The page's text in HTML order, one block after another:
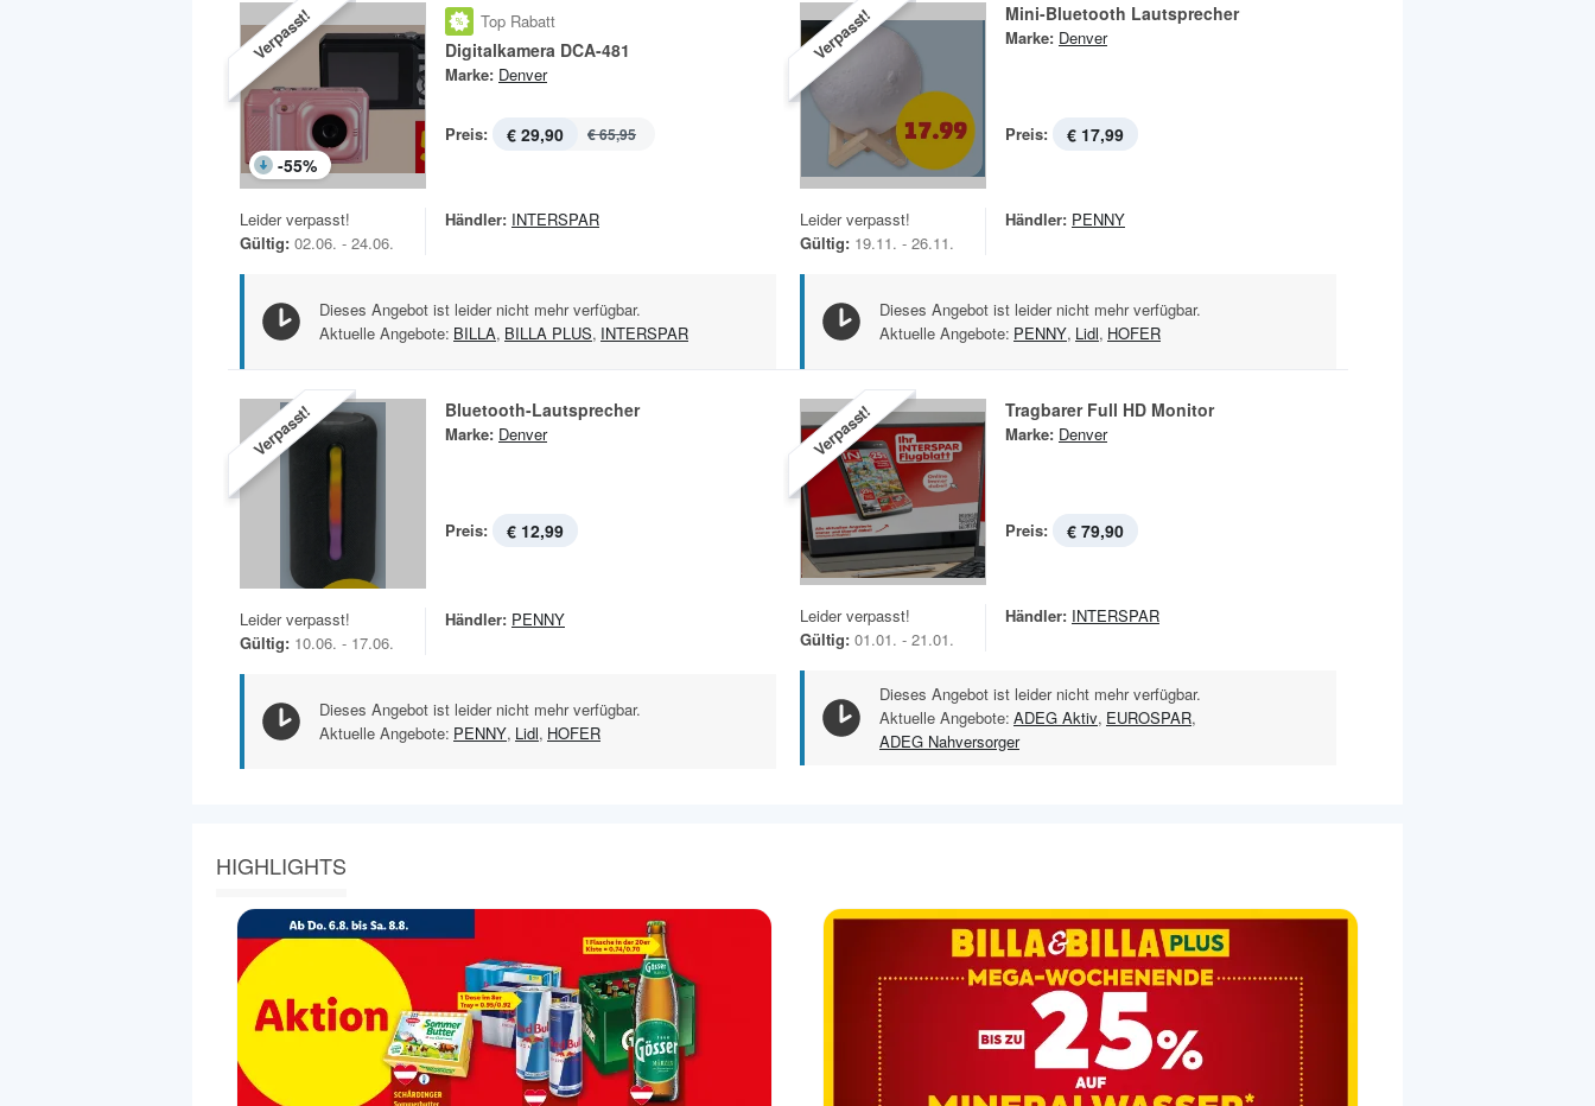
Verpasst!
-55%
Top Rabatt
Digitalkamera DCA-481
Marke: Denver
Preis: € 29,90 € 65,95
Leider verpasst!
Gültig: 02.06. - 24.06.
Händler: INTERSPAR
Dieses Angebot ist leider nicht mehr verfügbar.
Aktuelle Angebote: BILLA, BILLA PLUS, INTERSPAR
Verpasst! Mini-Bluetooth Lautsprecher
Marke: Denver
Preis: € 17,99
Leider verpasst!
Gültig: 19.11. - 26.11.
Händler: PENNY
Dieses Angebot ist leider nicht mehr verfügbar.
Aktuelle Angebote: PENNY, Lidl, HOFER
Verpasst! Bluetooth-Lautsprecher
Marke: Denver
Preis: € 12,99
Leider verpasst!
Gültig: 10.06. - 17.06.
Händler: PENNY
Dieses Angebot ist leider nicht mehr verfügbar.
Aktuelle Angebote: PENNY, Lidl, HOFER
Verpasst! Tragbarer Full HD Monitor
Marke: Denver
Preis: € 79,90
Leider verpasst!
Gültig: 01.01. - 21.01.
Händler: INTERSPAR
Dieses Angebot ist leider nicht mehr verfügbar.
Aktuelle Angebote: ADEG Aktiv, EUROSPAR,
ADEG Nahversorger
HIGHLIGHTS